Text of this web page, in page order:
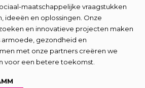
maatschappelijke vraagstukken
ideeën en oplossingen. Onze
en innovatieve projecten maken
armoede, gezondheid en
met onze partners creëren we
voor een betere toekomst.